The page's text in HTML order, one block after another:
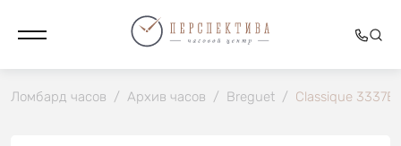
Ломбард часов / Архив часов / Breguet / Classique